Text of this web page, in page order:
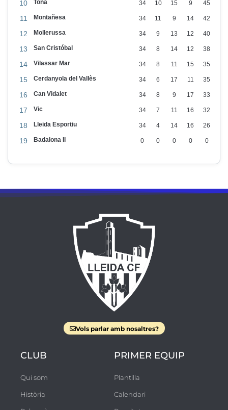
g
10 Tona 34 10 15 9 45
11 Montañesa 34 11 9 14 42
12 Mollerussa 34 9 13 12 40
13 San Cristóbal 34 8 14 12 38
14 Vilassar Mar 34 8 11 15 35
15 Cerdanyola del Vallès 34 6 17 11 35
16 Can Vidalet 34 8 9 17 33
17 Vic 34 7 11 16 32
18 Lleida Esportiu 34 4 14 16 26
19 Badalona II 0 0 0 0 0
Vols parlar amb nosaltres?
CLUB
Qui som
Història
PRIMER EQUIP
Plantilla
Calendari